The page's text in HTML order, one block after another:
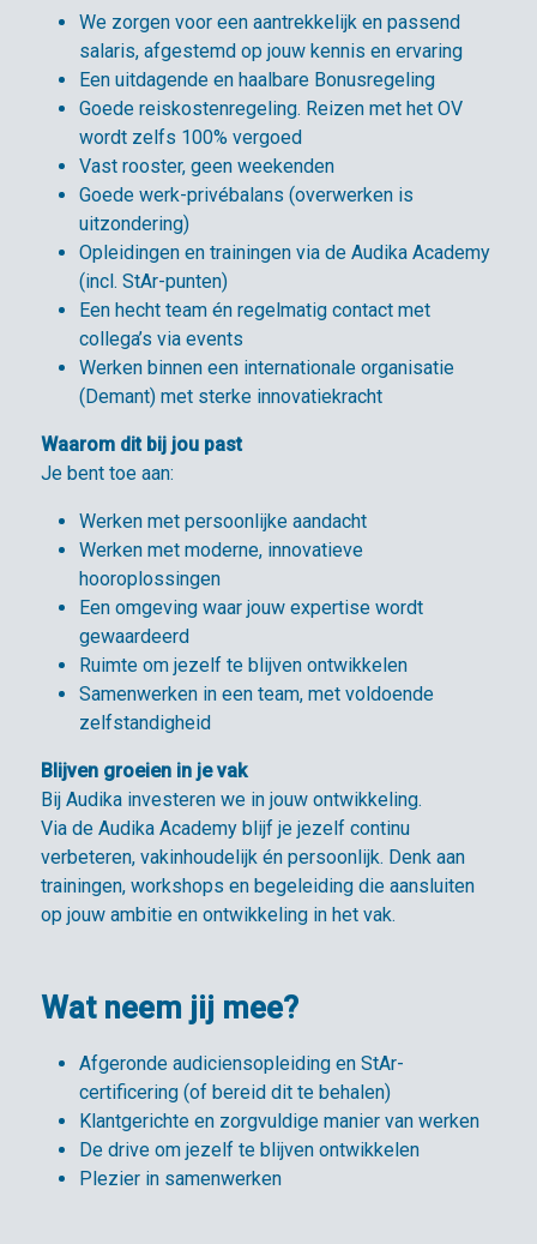
We zorgen voor een aantrekkelijk en passend
salaris, afgestemd op jouw kennis en ervaring
Een uitdagende en haalbare Bonusregeling
Goede reiskostenregeling. Reizen met het OV
wordt zelfs 100% vergoed
Vast rooster, geen weekenden
Goede werk-privébalans (overwerken is
uitzondering)
Opleidingen en trainingen via de Audika Academy
(incl. StAr-punten)
Een hecht team én regelmatig contact met
collega’s via events
Werken binnen een internationale organisatie
(Demant) met sterke innovatiekracht
Waarom dit bij jou past
Je bent toe aan:
Werken met persoonlijke aandacht
Werken met moderne, innovatieve
hooroplossingen
Een omgeving waar jouw expertise wordt
gewaardeerd
Ruimte om jezelf te blijven ontwikkelen
Samenwerken in een team, met voldoende
zelfstandigheid
Blijven groeien in je vak
Bij Audika investeren we in jouw ontwikkeling.
Via de Audika Academy blijf je jezelf continu
verbeteren, vakinhoudelijk én persoonlijk. Denk aan
trainingen, workshops en begeleiding die aansluiten
op jouw ambitie en ontwikkeling in het vak.
Wat neem jij mee?
Afgeronde audiciensopleiding en StAr-
certificering (of bereid dit te behalen)
Klantgerichte en zorgvuldige manier van werken
De drive om jezelf te blijven ontwikkelen
Plezier in samenwerken